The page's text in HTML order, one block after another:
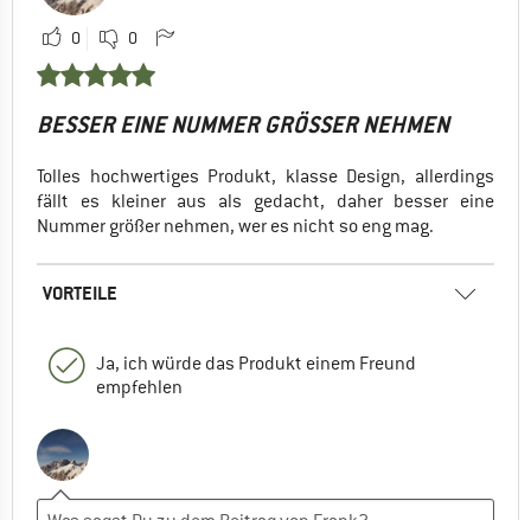
0 0
BESSER EINE NUMMER GRÖSSER NEHMEN
Tolles hochwertiges Produkt, klasse Design, allerdings
fällt es kleiner aus als gedacht, daher besser eine
Nummer größer nehmen, wer es nicht so eng mag.
VORTEILE
Ja, ich würde das Produkt einem Freund
empfehlen